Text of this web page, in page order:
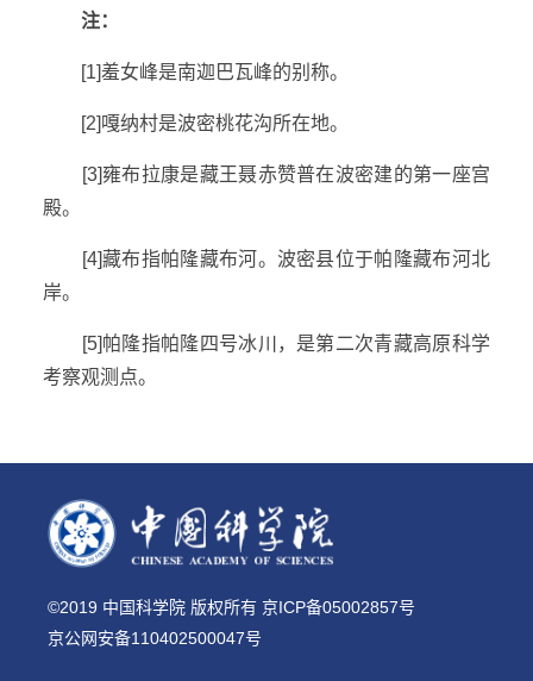
注：
[1]羞女峰是南迦巴瓦峰的别称。
[2]嘎纳村是波密桃花沟所在地。
[3]雍布拉康是藏王聂赤赞普在波密建的第一座宫
殿。
[4]藏布指帕隆藏布河。波密县位于帕隆藏布河北
岸。
[5]帕隆指帕隆四号冰川，是第二次青藏高原科学
考察观测点。
©2019 中国科学院 版权所有 京ICP备05002857号
京公网安备110402500047号